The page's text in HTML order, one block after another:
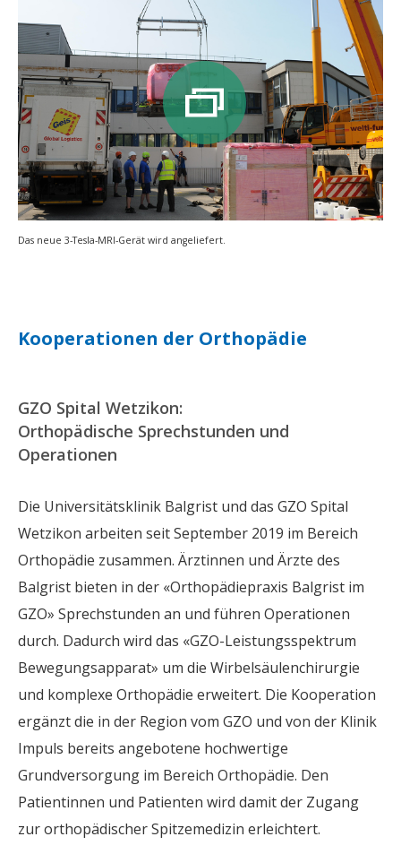
Das neue 3-Tesla-MRI-Gerät wird angeliefert.
Kooperationen der Orthopädie
GZO Spital Wetzikon:
Orthopädische Sprechstunden und
Operationen
Die Universitätsklinik Balgrist und das GZO Spital
Wetzikon arbeiten seit September 2019 im Bereich
Orthopädie zusammen. Ärztinnen und Ärzte des
Balgrist bieten in der «Orthopädiepraxis Balgrist im
GZO» Sprechstunden an und führen Operationen
durch. Dadurch wird das «GZO-Leistungsspektrum
Bewegungsapparat» um die Wirbelsäulenchirurgie
und komplexe Orthopädie erweitert. Die Kooperation
ergänzt die in der Region vom GZO und von der Klinik
Impuls bereits angebotene hochwertige
Grundversorgung im Bereich Orthopädie. Den
Patientinnen und Patienten wird damit der Zugang
zur orthopädischer Spitzemedizin erleichtert.